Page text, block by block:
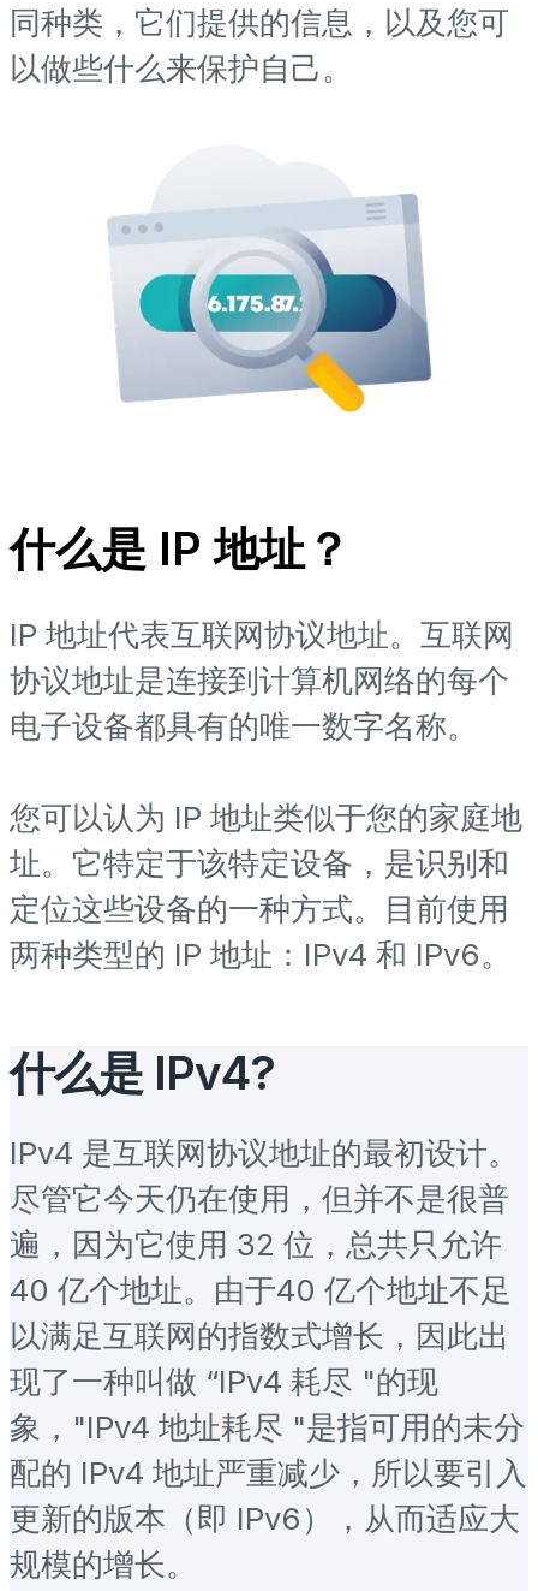
同种类，它们提供的信息，以及您可
以做些什么来保护自己。
什么是 IP 地址？
IP 地址代表互联网协议地址。互联网
协议地址是连接到计算机网络的每个
电子设备都具有的唯一数字名称。
您可以认为 IP 地址类似于您的家庭地
址。它特定于该特定设备，是识别和
定位这些设备的一种方式。目前使用
两种类型的 IP 地址：IPv4 和 IPv6。
什么是 IPv4?
IPv4 是互联网协议地址的最初设计。
尽管它今天仍在使用，但并不是很普
遍，因为它使用 32 位，总共只允许
40 亿个地址。由于40 亿个地址不足
以满足互联网的指数式增长，因此出
现了一种叫做 “IPv4 耗尽 "的现
象，"IPv4 地址耗尽 "是指可用的未分
配的 IPv4 地址严重减少，所以要引入
更新的版本（即 IPv6），从而适应大
规模的增长。